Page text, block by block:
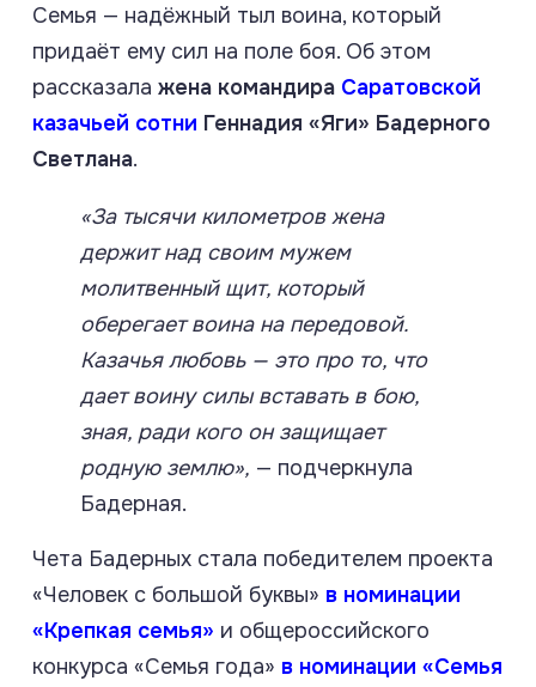
Семья — надёжный тыл воина, который
придаёт ему сил на поле боя. Об этом
рассказала жена командира Саратовской
казачьей сотни Геннадия «Яги» Бадерного
Светлана.
«За тысячи километров жена
держит над своим мужем
молитвенный щит, который
оберегает воина на передовой.
Казачья любовь — это про то, что
дает воину силы вставать в бою,
зная, ради кого он защищает
родную землю», — подчеркнула
Бадерная.
Чета Бадерных стала победителем проекта
«Человек с большой буквы» в номинации
«Крепкая семья» и общероссийского
конкурса «Семья года» в номинации «Семья